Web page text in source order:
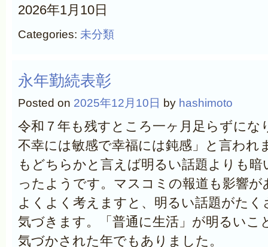
2026年1月10日
Categories: 未分類
永年勤続表彰
Posted on 2025年12月10日 by hashimoto
令和７年も残すところ一ヶ月足らずにな
不幸には敏感で幸福には鈍感」と言われ
もどちらかと言えば明るい話題よりも暗
ったようです。マスコミの報道も影響
よくよく考えますと、明るい話題がた
気づきます。「普通に生活」が明るいこ
気づかされた年でもありました。